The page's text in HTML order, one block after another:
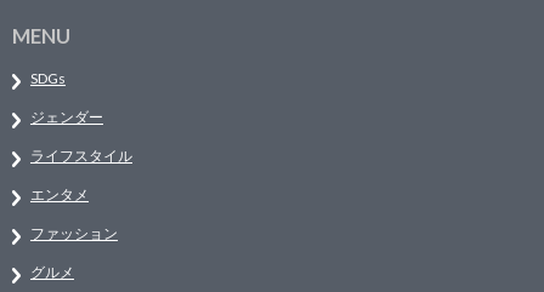
MENU
SDGs
ジェンダー
ライフスタイル
エンタメ
ファッション
グルメ